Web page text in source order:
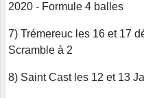
2020 - Formule 4 balles
7) Trémereuc les 16 et 17
Scramble à 2
8) Saint Cast les 12 et 13